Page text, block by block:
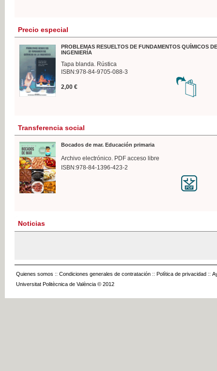
Precio especial
PROBLEMAS RESUELTOS DE FUNDAMENTOS QUÍMICOS
INGENIERÍA
Tapa blanda. Rústica
ISBN:978-84-9705-088-3
2,00 €
Transferencia social
Bocados de mar. Educación primaria
Archivo electrónico. PDF acceso libre
ISBN:978-84-1396-423-2
Noticias
Quienes somos :: Condiciones generales de contratación :: Política de privacidad ::
Universitat Politècnica de València © 2012